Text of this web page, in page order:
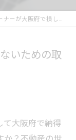
で損しないための取引リスクと実践知識ガイド
いための取
て大阪府で納得